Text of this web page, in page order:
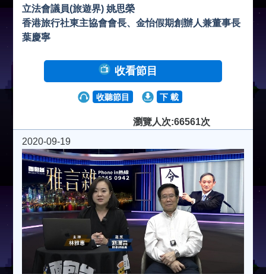
立法會議員(旅遊界) 姚思榮
香港旅行社東主協會會長、金怡假期創辦人兼董事長
葉慶寧
收看節目
收聽節目 下 載
瀏覽人次:66561次
2020-09-19